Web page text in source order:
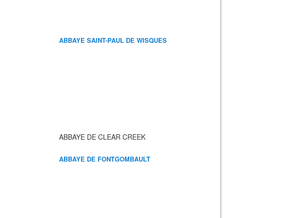
ABBAYE SAINT-PAUL DE WISQUES
ABBAYE DE CLEAR CREEK
ABBAYE DE FONTGOMBAULT